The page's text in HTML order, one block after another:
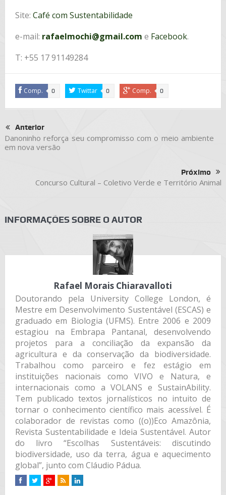
Site: Café com Sustentabilidade
e-mail: rafaelmochi@gmail.com e Facebook.
T: +55 17 91149284
Comp. 0 Twittar 0 Comp. 0
Anterior
Danoninho reforça seu compromisso com o meio ambiente
em nova versão
Próximo
Concurso Cultural – Coletivo Verde e Território Animal
INFORMAÇÕES SOBRE O AUTOR
Rafael Morais Chiaravalloti
Doutorando pela University College London, é
Mestre em Desenvolvimento Sustentável (ESCAS) e
graduado em Biologia (UFMS). Entre 2006 e 2009
estagiou na Embrapa Pantanal, desenvolvendo
projetos para a conciliação da expansão da
agricultura e da conservação da biodiversidade.
Trabalhou como parceiro e fez estágio em
instituições nacionais como VIVO e Natura, e
internacionais como a VOLANS e SustainAbility.
Tem publicado textos jornalísticos no intuito de
tornar o conhecimento científico mais acessível. É
colaborador de revistas como ((o))Eco Amazônia,
Revista Sustentabilidade e Ideia Sustentável. Autor
do livro “Escolhas Sustentáveis: discutindo
biodiversidade, uso da terra, água e aquecimento
global”, junto com Cláudio Pádua.